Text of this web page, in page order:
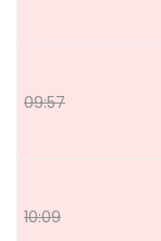
09:57
10:09